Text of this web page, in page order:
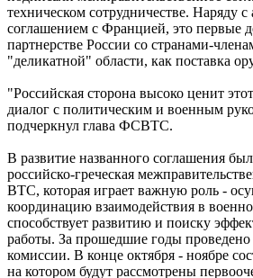
техническом сотрудничестве. Наряду
соглашением с Францией, это первые
партнерстве России со странами-
"деликатной" области, как поставка
"Российская сторона высоко ценит
диалог с политическим и военным
подчеркнул глава ФСВТС.
В развитие названного соглашения
российско-греческая
ВТС, которая играет важную роль -
координацию взаимодействия в
способствует развитию и поиску
работы. За прошедшие годы проведено
комиссии. В конце октября - ноябре
на котором будут рассмотрены